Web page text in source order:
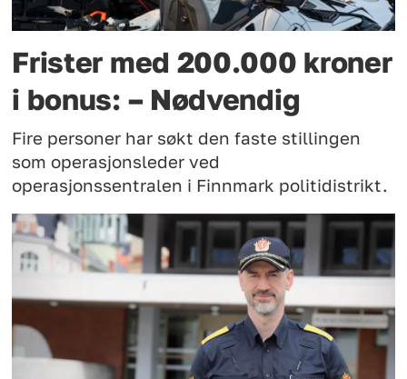
Frister med 200.000 kroner
i bonus: – Nødvendig
Fire personer har søkt den faste stillingen
som operasjonsleder ved
operasjonssentralen i Finnmark politidistrikt.